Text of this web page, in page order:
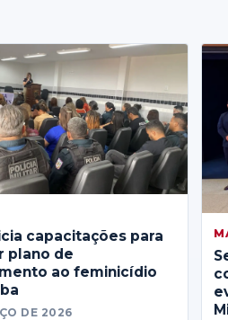
capacitações para
plano de
ao feminicídio
DE 2026